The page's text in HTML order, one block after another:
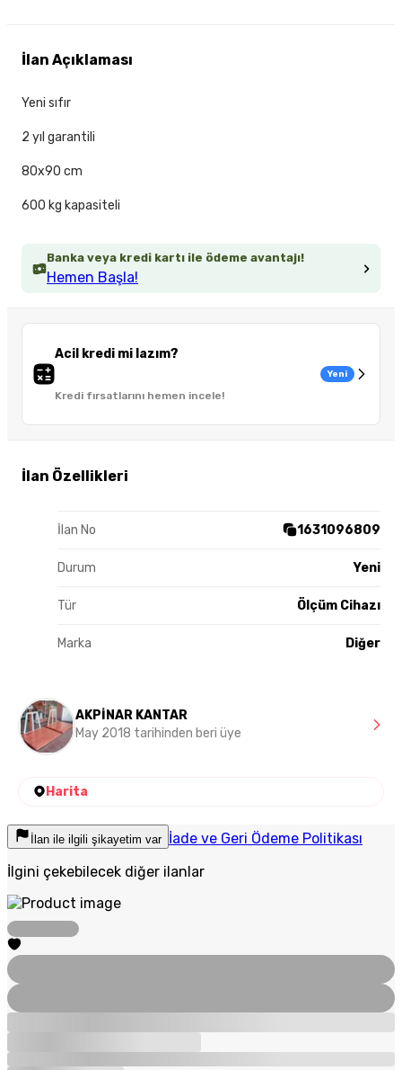
Banka veya kredi kartı ile ödeme avantajı!
Hemen Başla!
Acil kredi mi lazım?
Kredi fırsatlarını hemen incele!
Yeni
İlan Özellikleri
İlan No 1631096809
Durum Yeni
Tür Ölçüm Cihazı
Marka Diğer
İlan Açıklaması
Yeni sıfır
2 yıl garantili
80x90 cm
600 kg kapasiteli
AKPİNAR KANTAR
May 2018 tarihinden beri üye
Harita
İlan ile ilgili şikayetim var İade ve Geri Ödeme Politikası
İlgini çekebilecek diğer ilanlar